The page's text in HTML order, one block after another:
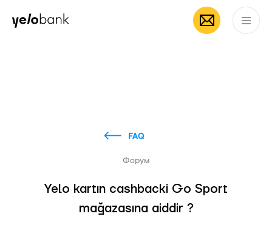
Частным лицам
FAQ
Форум
Yelo kartın cashbacki Go Sport
mağazasına aiddir ?